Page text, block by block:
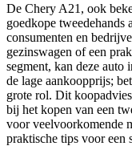
De Chery A21, ook
goedkope tweedehands
consumenten en
gezinswagen of een
segment, kan deze auto
de lage aankoopprijs;
grote rol. Dit
bij het kopen van een
voor veelvoorkomende
praktische tips voor een